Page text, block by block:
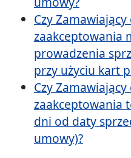
Czy
zaakceptowania
prowadzenia
przy użyciu kart
Czy
zaakceptowania
dni od daty
umowy)?